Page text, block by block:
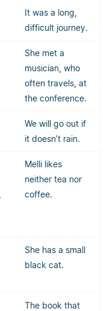
It was a long,
difficult journey.
She met a
musician, who
often travels, at
the conference.
We will go out if
it doesn’t rain.
Melli likes
neither tea nor
coffee.
She has a small
black cat.
The book that